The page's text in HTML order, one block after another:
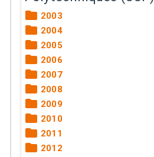
2003
2004
2005
2006
2007
2008
2009
2010
2011
2012